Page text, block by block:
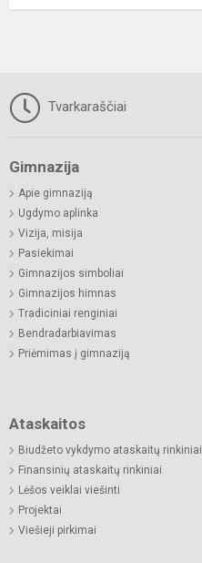
Tvarkaraščiai
Gimnazija
Apie gimnaziją
Ugdymo aplinka
Vizija, misija
Pasiekimai
Gimnazijos simboliai
Gimnazijos himnas
Tradiciniai renginiai
Bendradarbiavimas
Priėmimas į gimnaziją
Ataskaitos
Biudžeto vykdymo ataskaitų rinkiniai
Finansinių ataskaitų rinkiniai
Lėšos veiklai viešinti
Projektai
Viešieji pirkimai